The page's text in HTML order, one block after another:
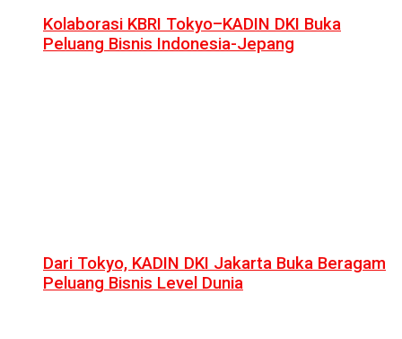
Kolaborasi KBRI Tokyo–KADIN DKI Buka
Peluang Bisnis Indonesia-Jepang
Dari Tokyo, KADIN DKI Jakarta Buka Beragam
Peluang Bisnis Level Dunia